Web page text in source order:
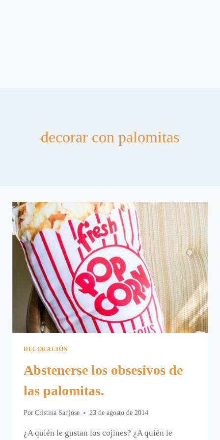
decorar con palomitas
DECORACIÓN
Abstenerse los obsesivos de
las palomitas.
Por Cristina Sanjose 23 de agosto de 2014
¿A quién le gustan los cojines? ¿A quién le